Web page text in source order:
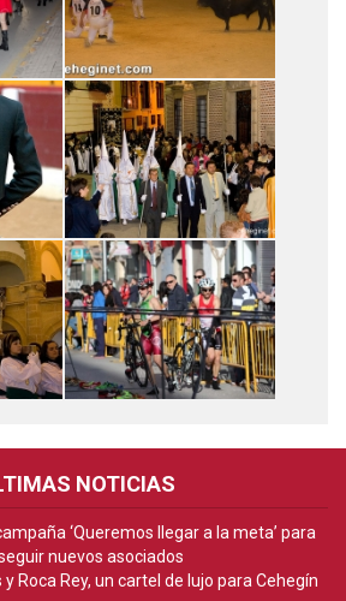
NOTICIAS
‘Queremos llegar a la meta’ para
nuevos asociados
Roca Rey, un cartel de lujo para Cehegín